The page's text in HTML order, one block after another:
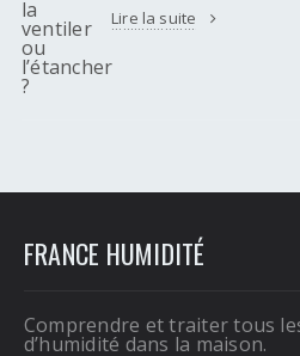
Lire la suite
FRANCE HUMIDITÉ
Comprendre et traiter tous
d’humidité dans la maison.